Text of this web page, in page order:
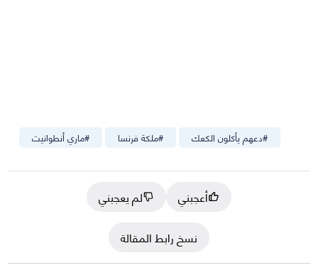
#ماري أنطوانيت #ملكة فرنسا #دعهم يأكلون الكعك
أعجبني
لم يعجبني
نسخ رابط المقالة